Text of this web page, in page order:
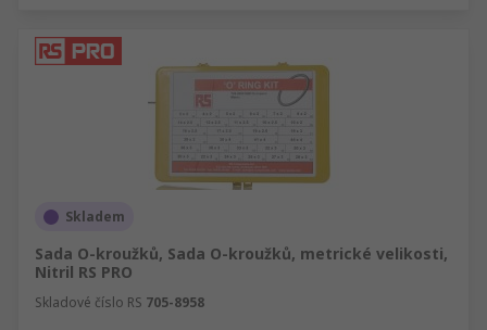
Skladem
Sada O-kroužků, Sada O-kroužků, metrické velikosti,
Nitril RS PRO
Skladové číslo RS 705-8958